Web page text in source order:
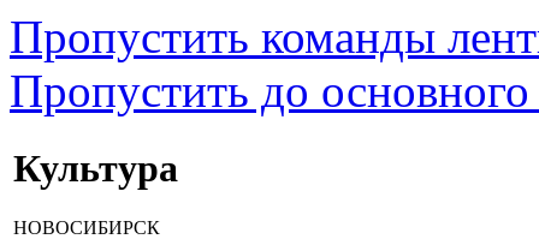
Пропустить команды
Пропустить до основного
Культура
НОВОСИБИРСК